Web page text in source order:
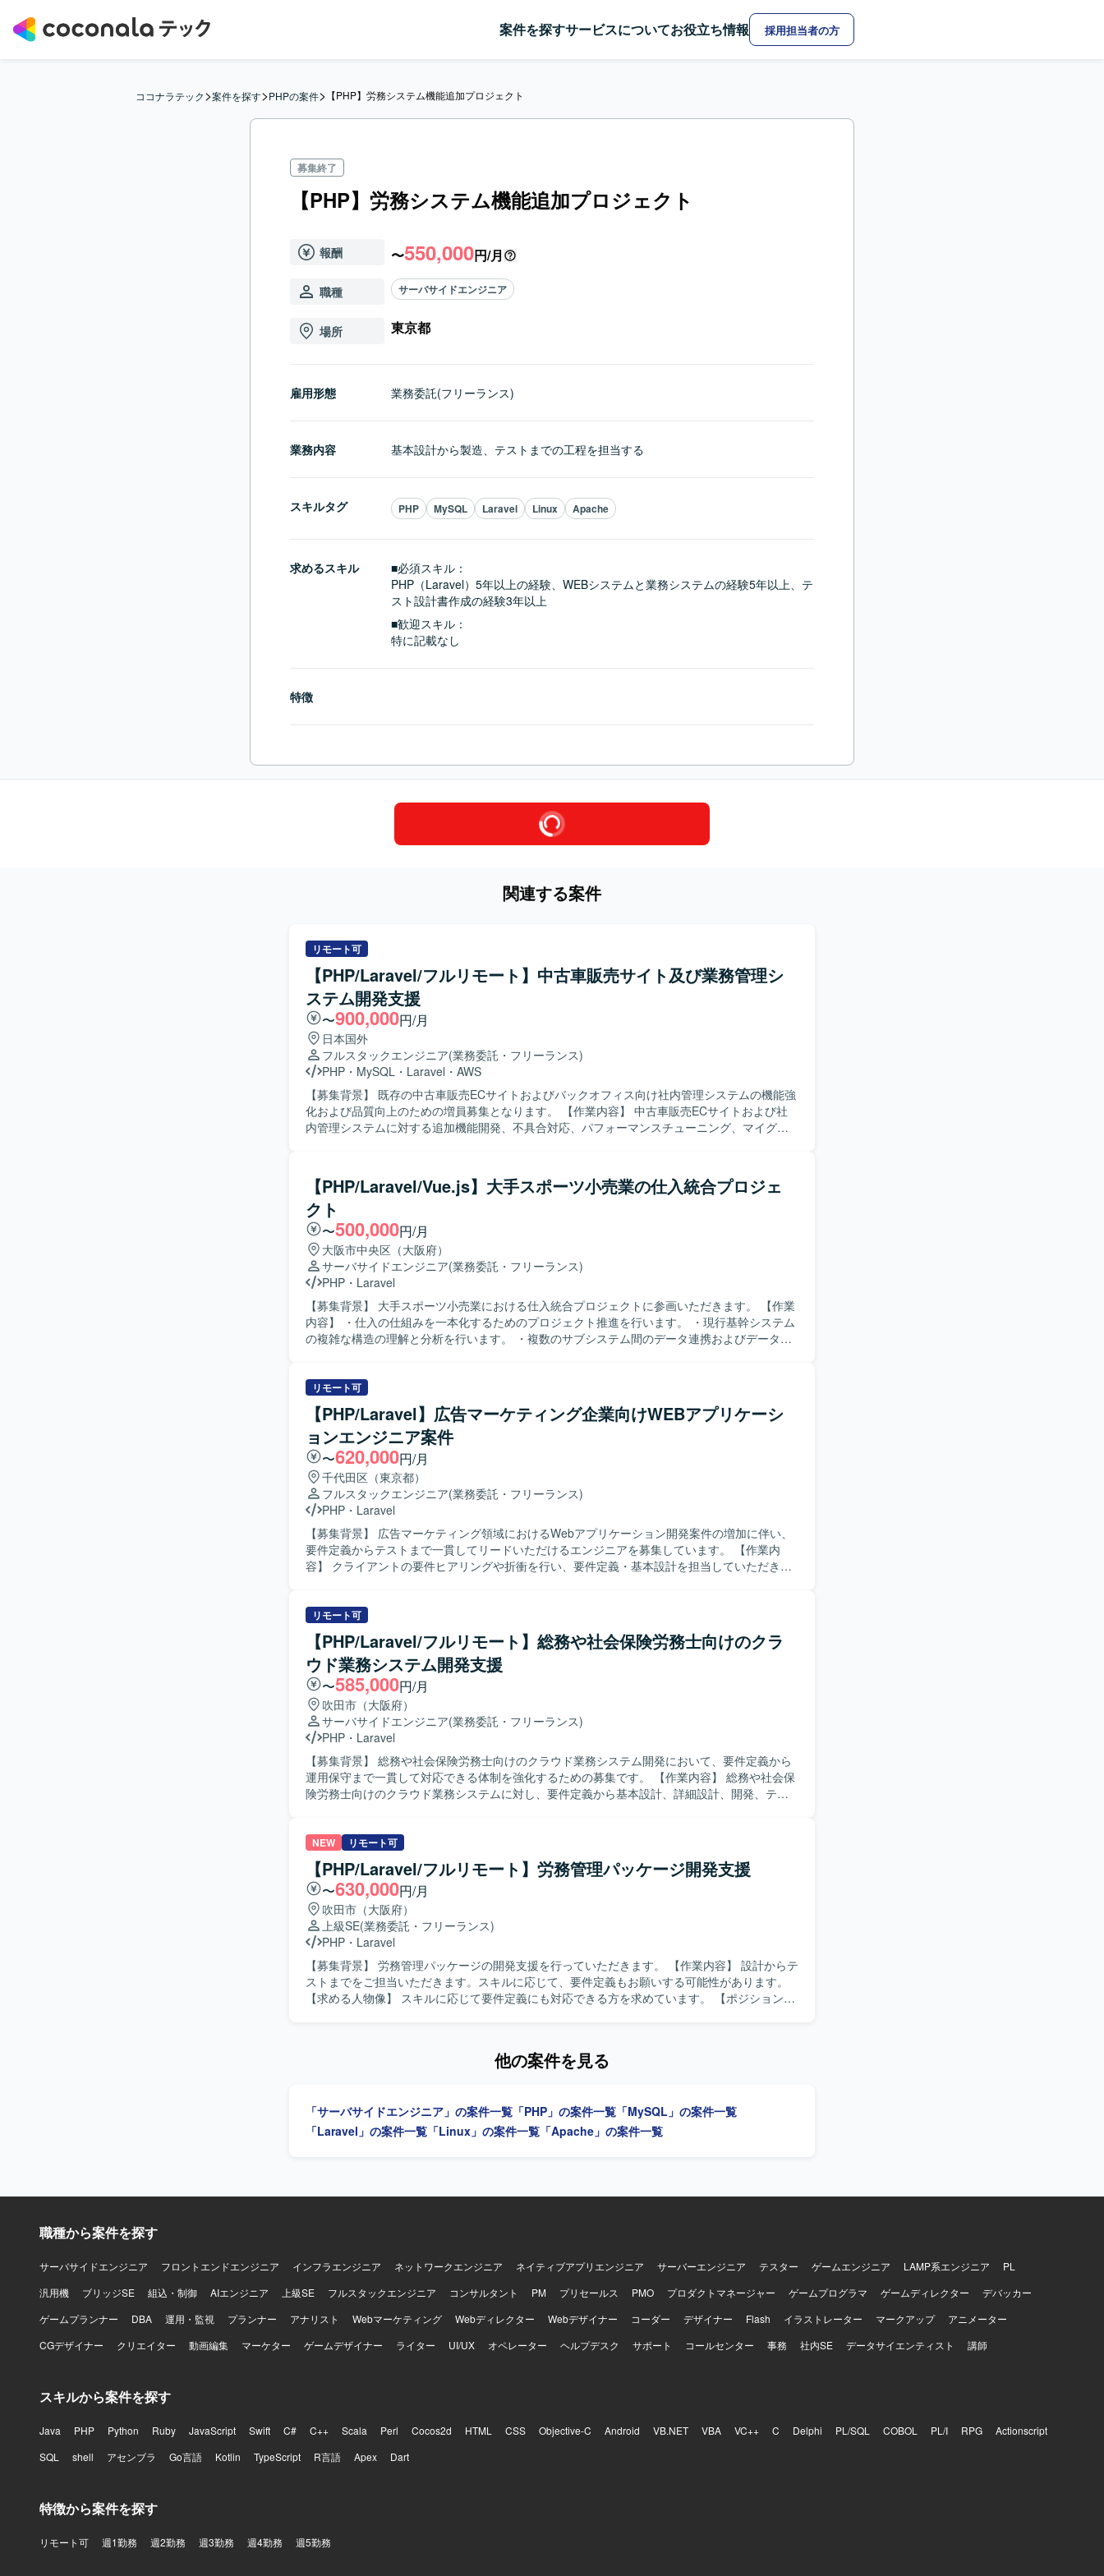
案件を探すサービスについてお役立ち情報 採用担当者の方
ココナラテック>案件を探す>PHPの案件> 【PHP】労務システム機能追加プロジェクト
募集終了
【PHP】労務システム機能追加プロジェクト
報酬 〜550,000円/月
職種 サーバサイドエンジニア
場所 東京都
雇用形態 業務委託(フリーランス)
業務内容 基本設計から製造、テストまでの工程を担当する
スキルタグ PHP MySQL Laravel Linux Apache
求めるスキル
■必須スキル：
PHP（Laravel）5年以上の経験、WEBシステムと業務システムの経験5年以上、テ
スト設計書作成の経験3年以上
■歓迎スキル：
特に記載なし
特徴
関連する案件
リモート可
【PHP/Laravel/フルリモート】中古車販売サイト及び業務管理シ
ステム開発支援
〜900,000円/月
日本国外
フルスタックエンジニア(業務委託・フリーランス)
PHP ・ MySQL ・ Laravel ・ AWS
【募集背景】 既存の中古車販売ECサイトおよびバックオフィス向け社内管理システムの機能強
化および品質向上のための増員募集となります。 【作業内容】 中古車販売ECサイトおよび社
内管理システムに対する追加機能開発、不具合対応、パフォーマンスチューニング、マイグレ
レビューおよびテスト仕様書レビューを実施していただきます。 非IT部門のビジネスユーザー
と連携し、開発する機能の仕様策定を行っていただきます。 チケット管理を通じた開発メンバ
ーの進捗管理およびビジネスサイドへの進捗報告もお任せいたします。 【求める人物像】 スピ
ードよりも品質を重視して開発を進められる方を求めております。 チームメンバーやビジネス
ユーザーと積極的にコミュニケーションを取りながら、自律的に課題解決に取り組める方が望
ましいです。 【ポジションの魅力】 100ヵ国以上で利用される大規模なECサービスと、そのバ
ックオフィスシステムの開発に携わることで、グローバルなユーザーを意識した機能改善やパ
フォーマンスチューニングの経験を積むことができます。 バックエンドからフロントエンドま
で幅広い領域に関わりつつ、仕様策定や進捗管理など上流寄りの業務にもチャレンジしていた
だけます。 【開発環境】 PHP、Laravel、FuelPHP、JavaScript、TypeScript、React.js、
Vue.js、jQuery、MySQL、Redis、AWS、Backlog、Slack を用いた環境です。
【PHP/Laravel/Vue.js】大手スポーツ小売業の仕入統合プロジェ
クト
〜500,000円/月
大阪市中央区（大阪府）
サーバサイドエンジニア(業務委託・フリーランス)
PHP ・ Laravel
【募集背景】 大手スポーツ小売業における仕入統合プロジェクトに参画いただきます。 【作業
内容】 ・仕入の仕組みを一本化するためのプロジェクト推進を行います。 ・現行基幹システム
の複雑な構造の理解と分析を行います。 ・複数のサブシステム間のデータ連携およびデータ整
に留意しながら粘り強く業務を遂行できる方を求めています。 【ポジションの魅力】 ・大規模
小売業の仕入業務全体を俯瞰しながら統合プロジェクトに携わることができます。 ・複数シス
テム間のデータ連携・統合の経験を積むことができます。 【開発環境】 ・PHP（Laravel） ・
Vue.js
リモート可
【PHP/Laravel】広告マーケティング企業向けWEBアプリケーシ
ョンエンジニア案件
〜620,000円/月
千代田区（東京都）
フルスタックエンジニア(業務委託・フリーランス)
PHP ・ Laravel
【募集背景】 広告マーケティング領域におけるWebアプリケーション開発案件の増加に伴い、
要件定義からテストまで一貫してリードいただけるエンジニアを募集しています。 【作業内
容】 クライアントの要件ヒアリングや折衝を行い、要件定義・基本設計を担当していただきま
フォームの導入・カスタマイズ・運用支援を行い、プロジェクト進行に伴うリソース管理や成
果物レビュー、品質チェックまでをご担当いただきます。 【求める人物像】 主体的にプロジェ
クトを推進し、顧客との対話を通じて課題を解決できるリーダーシップのある方を求めていま
す。高い技術力や自社プラットフォームを主体的に習得・発揮し、メンバー育成に貢献できる
方、若手メンバーと切磋琢磨しながら組織と共に成長していきたい方にマッチするポジション
です。 【ポジションの魅力】 要件定義からテストまで一気通貫で携わることができるため、上
流から下流まで幅広い工程を経験できます。クライアントワークを通じてビジネス理解を深め
ながら、ローコード開発プラットフォームの導入・カスタマイズにも関われるため、新しい技
術・開発手法の習得機会も豊富です。メンバー育成やリソース管理にも関与できるため、PMと
してのキャリアとエンジニアとしての技術力を両立して伸ばしていただけます。 【開発環境】
PHP（Laravel）、JavaScript、自社ローコード開発プラットフォームを用いたWebアプリケー
ション開発を行います。
リモート可
【PHP/Laravel/フルリモート】総務や社会保険労務士向けのクラ
ウド業務システム開発支援
〜585,000円/月
吹田市（大阪府）
サーバサイドエンジニア(業務委託・フリーランス)
PHP ・ Laravel
【募集背景】 総務や社会保険労務士向けのクラウド業務システム開発において、要件定義から
運用保守まで一貫して対応できる体制を強化するための募集です。 【作業内容】 総務や社会保
険労務士向けのクラウド業務システムに対し、要件定義から基本設計、詳細設計、開発、テス
ーム開発の一員として他メンバーと連携しながら業務システムの品質向上に取り組んでいただ
きます。 【求める人物像】 上流工程から運用保守まで幅広い工程に主体的に関わっていただけ
る方を求めています。担当案件の進行状況を把握しながら、スケジュール管理やメンバー管理
を行える方や、チーム開発において周囲と円滑にコミュニケーションを取りながら業務を進め
られる方にマッチしたポジションです。 【ポジションの魅力】 要件定義から運用保守まで、ク
ラウド業務システム開発の全工程に関わることができるため、上流から下流まで一貫した経験
を積むことができます。SE、PG、管理といった複数の役割を柔軟に担うことで、技術スキルと
マネジメントスキルの双方を磨いていただけます。 【開発環境】 PHPおよびLaravelを用いた
WEB業務システム開発環境での作業となります。
NEW リモート可
【PHP/Laravel/フルリモート】労務管理パッケージ開発支援
〜630,000円/月
吹田市（大阪府）
上級SE(業務委託・フリーランス)
PHP ・ Laravel
【募集背景】 労務管理パッケージの開発支援を行っていただきます。 【作業内容】 設計からテ
ストまでをご担当いただきます。スキルに応じて、要件定義もお願いする可能性があります。
【求める人物像】 スキルに応じて要件定義にも対応できる方を求めています。 【ポジションの
他の案件を見る
「サーバサイドエンジニア」の案件一覧 「PHP」の案件一覧 「MySQL」の案件一覧
「Laravel」の案件一覧 「Linux」の案件一覧 「Apache」の案件一覧
職種から案件を探す
サーバサイドエンジニア フロントエンドエンジニア インフラエンジニア ネットワークエンジニア ネイティブアプリエンジニア サーバーエンジニア テスター ゲームエンジニア LAMP系エンジニア
PL
汎用機
ブリッジSE 組込・制御 AIエンジニア 上級SE フルスタックエンジニア コンサルタント PM プリセールス PMO プロダクトマネージャー ゲームプログラマ ゲームディレクター
デバッカー
ゲームプランナー
DBA 運用・監視 プランナー アナリスト Webマーケティング Webディレクター Webデザイナー コーダー デザイナー Flash イラストレーター マークアップ
アニメーター
CGデザイナー
クリエイター 動画編集 マーケター ゲームデザイナー ライター UI/UX オペレーター ヘルプデスク サポート コールセンター 事務 社内SE データサイエンティスト 講師
スキルから案件を探す
Java PHP Python Ruby JavaScript Swift C# C++ Scala Perl Cocos2d HTML CSS Objective-C Android VB.NET VBA VC++ C Delphi PL/SQL COBOL PL/I RPG
Actionscript
SQL
shell アセンブラ Go言語 Kotlin TypeScript R言語 Apex Dart
特徴から案件を探す
リモート可 週1勤務 週2勤務 週3勤務 週4勤務 週5勤務